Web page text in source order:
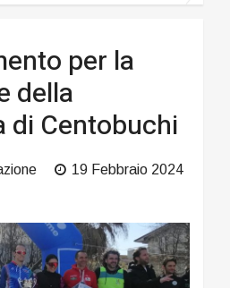
per la
della
di Centobuchi
19 Febbraio 2024